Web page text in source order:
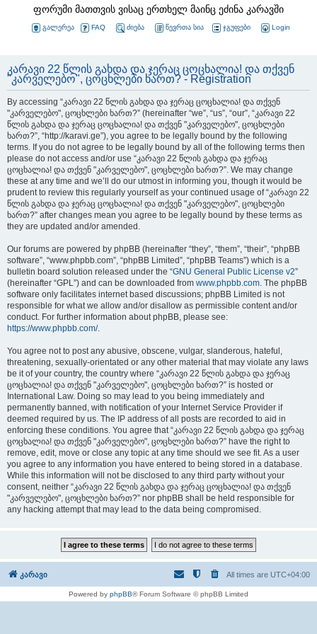
ფორუმი მათთვის ვისაც ერთხელ მაინც ეძინა კარავში
გალერეა FAQ ძიება წევრთა სია ჯგუფები Login
კარავი 22 წლის გახდა და ჯერაც ცოცხალია! და თქვენ
"კარველებო", ცოცხლები ხართ? - Registration
By accessing “კარავი 22 წლის გახდა და ჯერაც ცოცხალია! და თქვენ
"კარველებო", ცოცხლები ხართ?” (hereinafter “we”, “us”, “our”, “კარავი 22
წლის გახდა და ჯერაც ცოცხალია! და თქვენ "კარველებო", ცოცხლები
ხართ?”, “http://karavi.ge”), you agree to be legally bound by the following
terms. If you do not agree to be legally bound by all of the following terms then
please do not access and/or use “კარავი 22 წლის გახდა და ჯერაც
ცოცხალია! და თქვენ "კარველებო", ცოცხლები ხართ?”. We may change
these at any time and we’ll do our utmost in informing you, though it would be
prudent to review this regularly yourself as your continued usage of “კარავი 22
წლის გახდა და ჯერაც ცოცხალია! და თქვენ "კარველებო", ცოცხლები
ხართ?” after changes mean you agree to be legally bound by these terms as
they are updated and/or amended.
Our forums are powered by phpBB (hereinafter “they”, “them”, “their”, “phpBB
software”, “www.phpbb.com”, “phpBB Limited”, “phpBB Teams”) which is a
bulletin board solution released under the “GNU General Public License v2”
(hereinafter “GPL”) and can be downloaded from www.phpbb.com. The phpBB
software only facilitates internet based discussions; phpBB Limited is not
responsible for what we allow and/or disallow as permissible content and/or
conduct. For further information about phpBB, please see:
https://www.phpbb.com/.
You agree not to post any abusive, obscene, vulgar, slanderous, hateful,
threatening, sexually-orientated or any other material that may violate any laws
be it of your country, the country where “კარავი 22 წლის გახდა და ჯერაც
ცოცხალია! და თქვენ "კარველებო", ცოცხლები ხართ?” is hosted or
International Law. Doing so may lead to you being immediately and
permanently banned, with notification of your Internet Service Provider if
deemed required by us. The IP address of all posts are recorded to aid in
enforcing these conditions. You agree that “კარავი 22 წლის გახდა და ჯერაც
ცოცხალია! და თქვენ "კარველებო", ცოცხლები ხართ?” have the right to
remove, edit, move or close any topic at any time should we see fit. As a user
you agree to any information you have entered to being stored in a database.
While this information will not be disclosed to any third party without your
consent, neither “კარავი 22 წლის გახდა და ჯერაც ცოცხალია! და თქვენ
"კარველებო", ცოცხლები ხართ?” nor phpBB shall be held responsible for
any hacking attempt that may lead to the data being compromised.
კარავი All times are UTC+04:00
Powered by phpBB® Forum Software © phpBB Limited